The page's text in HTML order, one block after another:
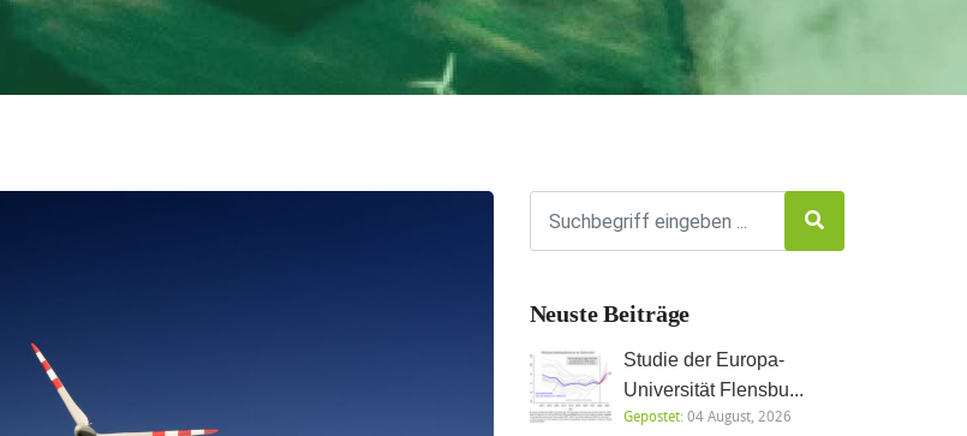
Neuste Beiträge
Studie der Europa-
Universität Flensbu...
Gepostet:04 August, 2026